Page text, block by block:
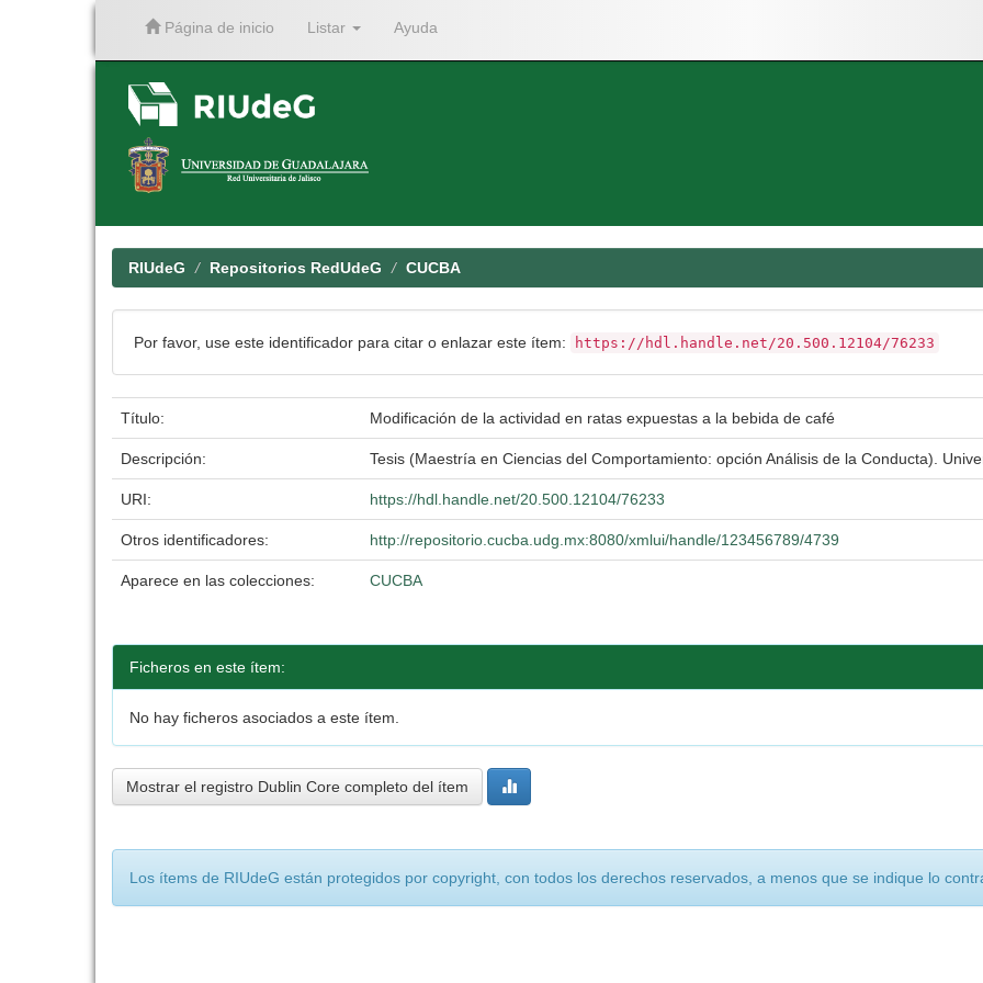
Página de inicio Listar Ayuda
RIUdeG Repositorios RedUdeG CUCBA
Por favor, use este identificador para citar o enlazar este ítem: https://hdl.handle.net/20.500.12104/76233
Título: Modificación de la actividad en ratas expuestas a la bebida de café
Descripción: Tesis (Maestría en Ciencias del Comportamiento: opción Análisis de la Conducta).
URI: https://hdl.handle.net/20.500.12104/76233
Otros identificadores: http://repositorio.cucba.udg.mx:8080/xmlui/handle/123456789/4739
Aparece en las colecciones: CUCBA
Ficheros en este ítem:
No hay ficheros asociados a este ítem.
Mostrar el registro Dublin Core completo del ítem
Los ítems de RIUdeG están protegidos por copyright, con todos los derechos reservados, a menos que se indique lo